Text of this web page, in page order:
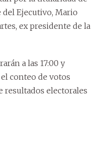
del Ejecutivo, Mario
ex presidente de la
a las 17:00 y
conteo de votos
resultados electorales